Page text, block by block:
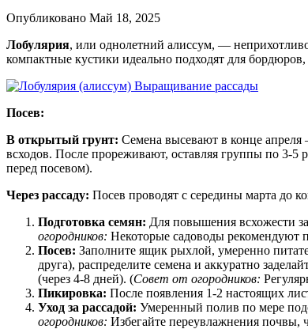
Опубликовано Май 18, 2025
Лобулярия, или однолетний алиссум, —
компактные кустики идеально подходят для
Посев:
В открытый грунт: Семена высевают в конце
всходов. После прореживают, оставляя группы по 3-5
перед посевом).
Через рассаду: Посев проводят с середины марта до
Подготовка семян: Для повышения всхожести
огородников: Некоторые садоводы рекомендуют
Посев: Заполните ящик рыхлой, умеренно
друга), распределите семена и аккуратно
(через 4-8 дней). (Совет от огородников:
Пикировка: После появления 1-2 настоящих
Уход за рассадой: Умеренный полив по мере
огородников: Избегайте переувлажнения почвы,